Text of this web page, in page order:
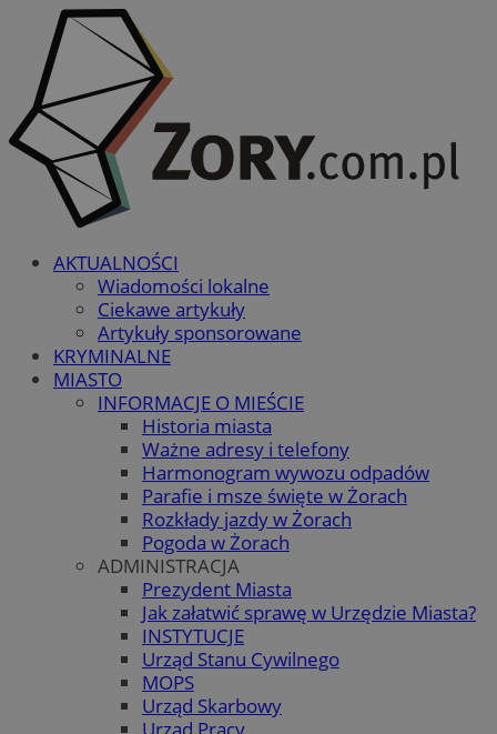
AKTUALNOŚCI
Wiadomości lokalne
Ciekawe artykuły
Artykuły sponsorowane
KRYMINALNE
MIASTO
INFORMACJE O MIEŚCIE
Historia miasta
Ważne adresy i telefony
Harmonogram wywozu odpadów
Parafie i msze święte w Żorach
Rozkłady jazdy w Żorach
Pogoda w Żorach
ADMINISTRACJA
Prezydent Miasta
Jak załatwić sprawę w Urzędzie Miasta?
INSTYTUCJE
Urząd Stanu Cywilnego
MOPS
Urząd Skarbowy